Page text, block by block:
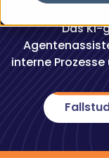
Das
interne